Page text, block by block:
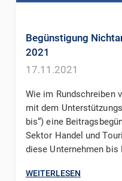
Begünstigung
2021
17.11.2021
Wie im Rundschreiben
mit dem
bis“) eine
Sektor Handel und
diese Unternehmen bis
WEITERLESEN